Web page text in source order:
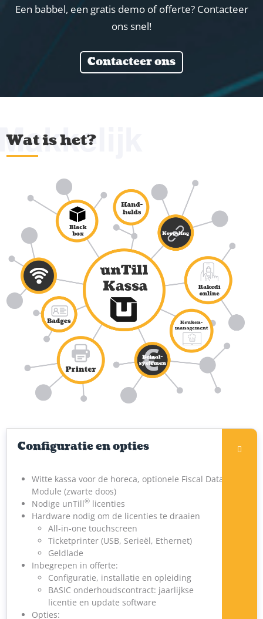
Een babbel, een gratis demo of offerte? Contacteer
ons snel!
Contacteer ons
Wat is het?
Configuratie en opties
Witte kassa voor de horeca, optionele Fiscal Data
Module (zwarte doos)
Nodige unTill®licenties
Hardware nodig om de licenties te draaien
All-in-one touchscreen
Ticketprinter (USB, Serieël, Ethernet)
Geldlade
Inbegrepen in offerte:
Configuratie, installatie en opleiding
BASIC onderhoudscontract: jaarlijkse
licentie en update software
Opties: